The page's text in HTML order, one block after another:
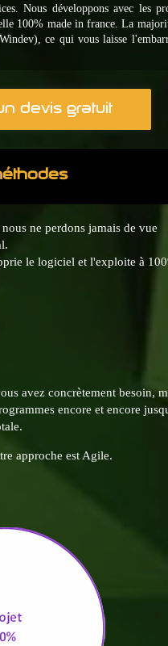
Nous développons avec les
100% made in france. La
ce qui vous laisse
devis gratuit
ne perdons jamais de vue
le logiciel et l'exploite à
avez concrètement besoin,
encore et encore
approche est Agile.